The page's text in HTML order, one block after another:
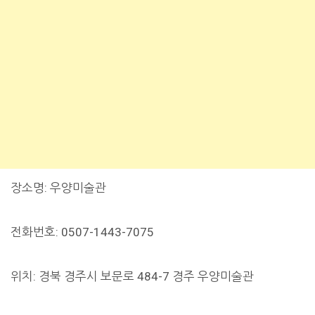
장소명: 우양미술관
전화번호: 0507-1443-7075
위치: 경북 경주시 보문로 484-7 경주 우양미술관